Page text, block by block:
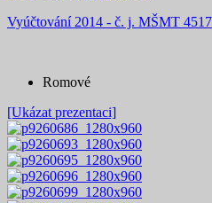
Vyúčtování 2014 - č. j. MŠMT
Romové
[Ukázat prezentaci]